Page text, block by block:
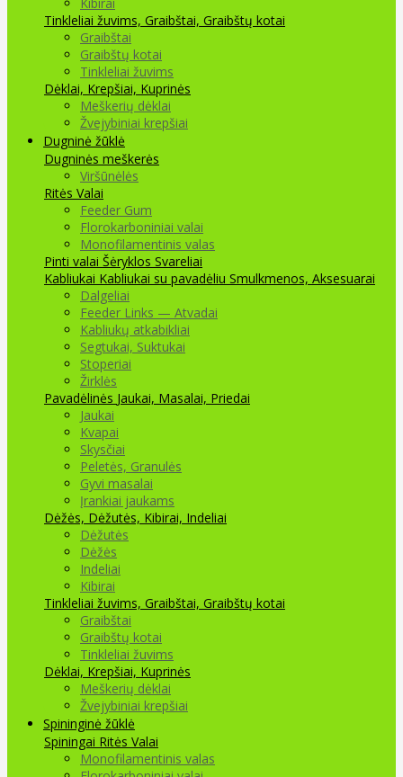
Tinkleliai žuvims, Graibštai, Graibštų kotai
Graibštai
Graibštų kotai
Tinkleliai žuvims
Dėklai, Krepšiai, Kuprinės
Meškerių dėklai
Žvejybiniai krepšiai
Dugninė žūklė
Dugninės meškerės
Viršūnėlės
Ritės Valai
Feeder Gum
Florokarboniniai valai
Monofilamentinis valas
Pinti valai Šėryklos Svareliai
Kabliukai Kabliukai su pavadėliu Smulkmenos, Aksesuarai
Dalgeliai
Feeder Links — Atvadai
Kabliukų atkabikliai
Segtukai, Suktukai
Stoperiai
Žirklės
Pavadėlinės Jaukai, Masalai, Priedai
Jaukai
Kvapai
Skysčiai
Peletės, Granulės
Gyvi masalai
Įrankiai jaukams
Dėžės, Dėžutės, Kibirai, Indeliai
Dėžutės
Dėžės
Indeliai
Kibirai
Tinkleliai žuvims, Graibštai, Graibštų kotai
Graibštai
Graibštų kotai
Tinkleliai žuvims
Dėklai, Krepšiai, Kuprinės
Meškerių dėklai
Žvejybiniai krepšiai
Spininginė žūklė
Spiningai Ritės Valai
Monofilamentinis valas